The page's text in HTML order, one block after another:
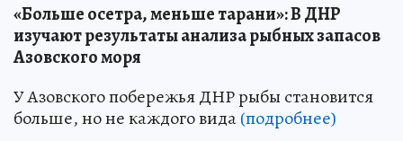
«Больше осетра, меньше тарани»: В ДНР
изучают результаты анализа рыбных запасов
Азовского моря
У Азовского побережья ДНР рыбы становится
больше, но не каждого вида(подробнее)